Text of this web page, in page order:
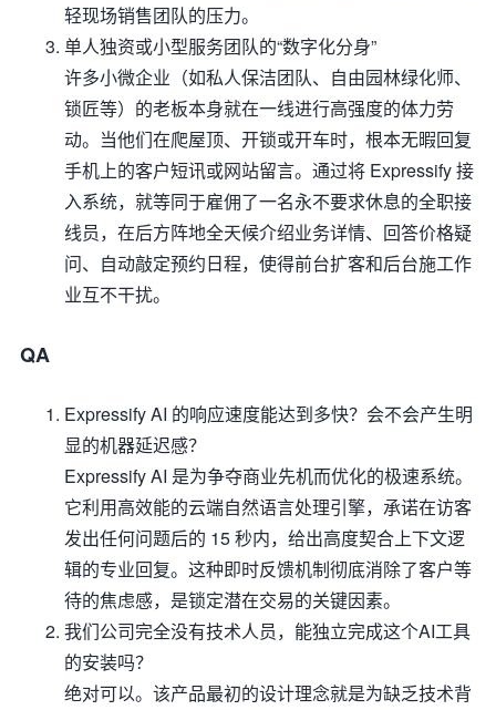
轻现场销售团队的压力。
单人独资或小型服务团队的“数字化分身”
许多小微企业（如私人保洁团队、自由园林绿化师、
锁匠等）的老板本身就在一线进行高强度的体力劳
动。当他们在爬屋顶、开锁或开车时，根本无暇回复
手机上的客户短讯或网站留言。通过将 Expressify 接
入系统，就等同于雇佣了一名永不要求休息的全职接
线员，在后方阵地全天候介绍业务详情、回答价格疑
问、自动敲定预约日程，使得前台扩客和后台施工作
业互不干扰。
QA
Expressify AI 的响应速度能达到多快？会不会产生明
显的机器延迟感？
Expressify AI 是为争夺商业先机而优化的极速系统。
它利用高效能的云端自然语言处理引擎，承诺在访客
发出任何问题后的 15 秒内，给出高度契合上下文逻
辑的专业回复。这种即时反馈机制彻底消除了客户等
待的焦虑感，是锁定潜在交易的关键因素。
我们公司完全没有技术人员，能独立完成这个AI工具
的安装吗？
绝对可以。该产品最初的设计理念就是为缺乏技术背